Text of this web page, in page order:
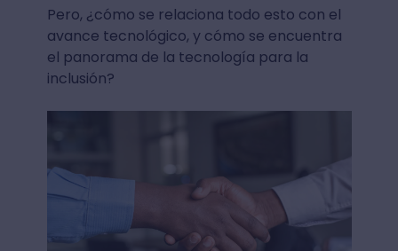
Pero, ¿cómo se relaciona todo esto con el
avance tecnológico, y cómo se encuentra
el panorama de la tecnología para la
inclusión?